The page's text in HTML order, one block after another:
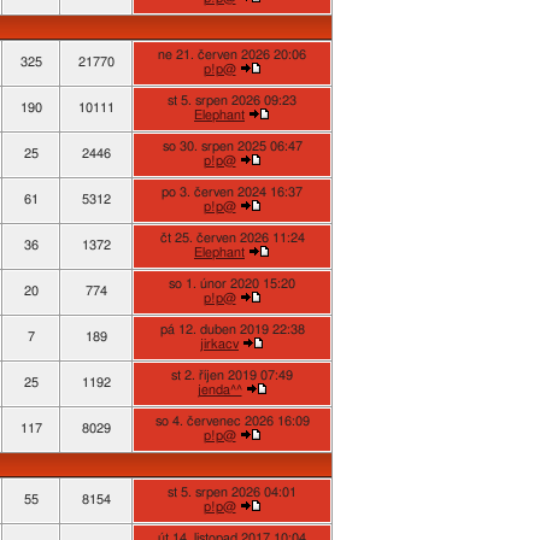
325 21770
ne 21. červen 2026 20:06
p!p@
190 10111
st 5. srpen 2026 09:23
Elephant
25 2446
so 30. srpen 2025 06:47
p!p@
61 5312
po 3. červen 2024 16:37
p!p@
36 1372
čt 25. červen 2026 11:24
Elephant
20 774
so 1. únor 2020 15:20
p!p@
7 189
pá 12. duben 2019 22:38
jirkacv
25 1192
st 2. říjen 2019 07:49
jenda^^
117 8029
so 4. červenec 2026 16:09
p!p@
55 8154
st 5. srpen 2026 04:01
p!p@